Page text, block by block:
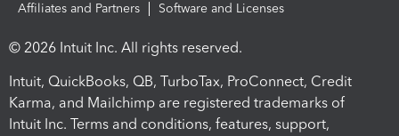
Affiliates and Partners
Software and Licenses
© 2026 Intuit Inc. All rights reserved.
Intuit, QuickBooks, QB, TurboTax, ProConnect, Credit
Karma, and Mailchimp are registered trademarks of
Intuit Inc. Terms and conditions, features, support,